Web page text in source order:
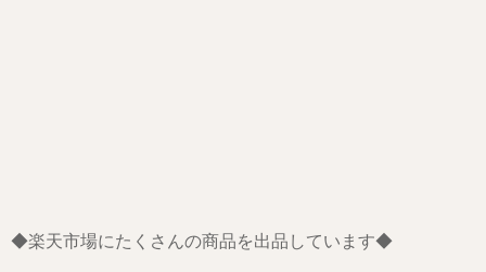
◆楽天市場にたくさんの商品を出品しています◆